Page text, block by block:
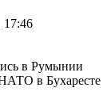
17:46
в Бухаресте